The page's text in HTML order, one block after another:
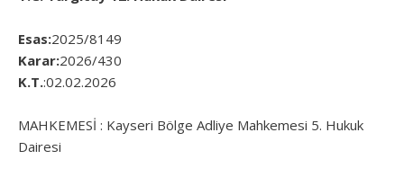
Esas:2025/8149
Karar:2026/430
K.T.:02.02.2026
MAHKEMESİ : Kayseri Bölge Adliye Mahkemesi 5. Hukuk
Dairesi